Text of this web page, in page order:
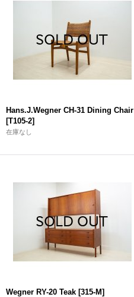
Hans.J.Wegner CH-31 Dining Chair
[T105-2]
在庫なし
Wegner RY-20 Teak [315-M]